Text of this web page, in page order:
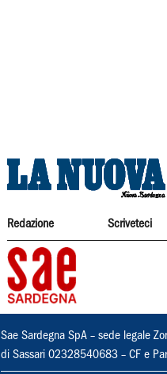
Redazione Scriveteci
Sae Sardegna SpA – sede legale
di Sassari 02328540683 – CF e